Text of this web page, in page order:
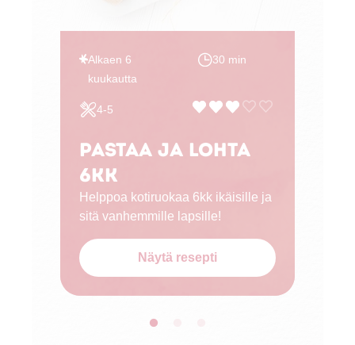
Alkaen 6
kuukautta
30 min
4-5
Pastaa ja lohta
6kk
Helppoa kotiruokaa 6kk ikäisille ja
sitä vanhemmille lapsille!
Näytä resepti